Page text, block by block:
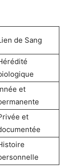
de Sang
et
et